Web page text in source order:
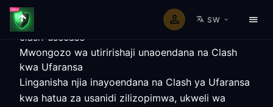
SW
clash-usecase
Mwongozo wa utiririshaji unaoendana na Clash
kwa Ufaransa
Linganisha njia inayoendana na Clash ya Ufaransa
kwa hatua za usanidi zilizopimwa, ukweli wa